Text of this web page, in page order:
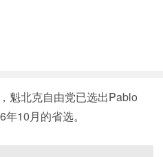
魁北克自由党已选出Pablo
10月的省选。